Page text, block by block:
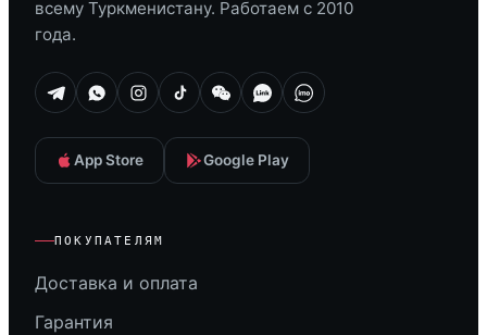
всему Туркменистану. Работаем с 2010
года.
App Store Google Play
ПОКУПАТЕЛЯМ
Доставка и оплата
Гарантия